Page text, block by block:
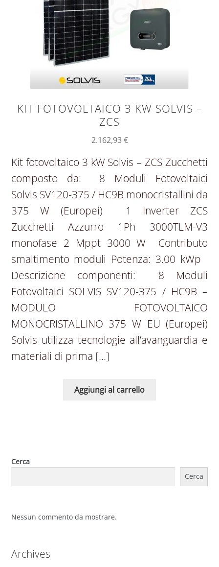
KIT FOTOVOLTAICO 3 KW SOLVIS –
ZCS
2.162,93€
Kit fotovoltaico 3 kW Solvis – ZCS Zucchetti
composto da: 8 Moduli Fotovoltaici
Solvis SV120-375 / HC9B monocristallini da
375 W (Europei) 1 Inverter ZCS
Zucchetti Azzurro 1Ph 3000TLM-V3
monofase 2 Mppt 3000 W Contributo
smaltimento moduli Potenza: 3.00 kWp
Descrizione componenti: 8 Moduli
Fotovoltaici SOLVIS SV120-375 / HC9B –
MODULO FOTOVOLTAICO
MONOCRISTALLINO 375 W EU (Europei)
Solvis utilizza tecnologie all’avanguardia e
materiali di prima […]
Aggiungi al carrello
Cerca
Cerca
Nessun commento da mostrare.
Archives